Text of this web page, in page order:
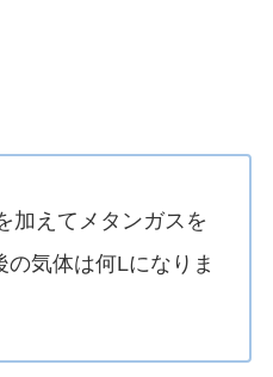
加えてメタンガスを
気体は何Lになりま